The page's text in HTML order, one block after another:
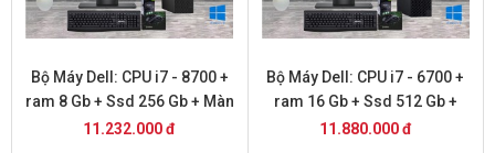
Bộ Máy Dell: CPU i7 - 8700 +
ram 8 Gb + Ssd 256 Gb + Màn
Hình 22 inch DELL
11.232.000 đ
Bộ Máy Dell: CPU i7 - 6700 +
ram 16 Gb + Ssd 512 Gb +
Màn Hình 22 inch DELL
11.880.000 đ